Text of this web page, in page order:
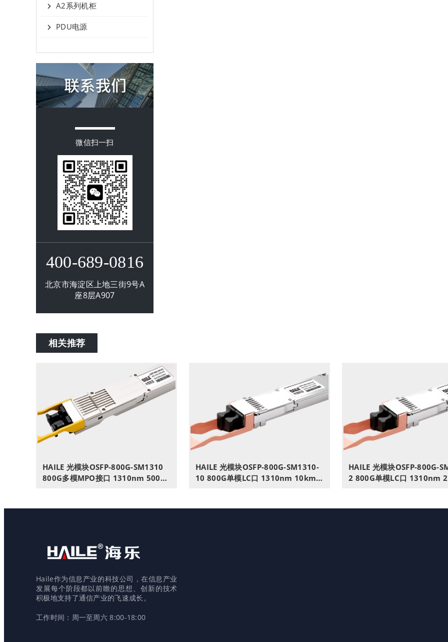
A2系列机柜
PDU电源
微信扫一扫
400-689-0816
北京市海淀区上地三街9号A
座8层A907
相关推荐
HAILE 光模块OSFP-800G-SM1310
800G多模MPO接口 1310nm 500m
HAILE 光模块OSFP-800G-SM1310-
10 800G单模LC口 1310nm 10km 1
HAILE 光模块OSFP-800G-
2 800G单模LC口 1310nm
Haile作为信息产业的科技公司，在信息产业
发展每个阶段都以前瞻的思想、创新的技术
积极地支持了通信产业的飞速成长。
工作时间：周一至周六 8:00-18:00